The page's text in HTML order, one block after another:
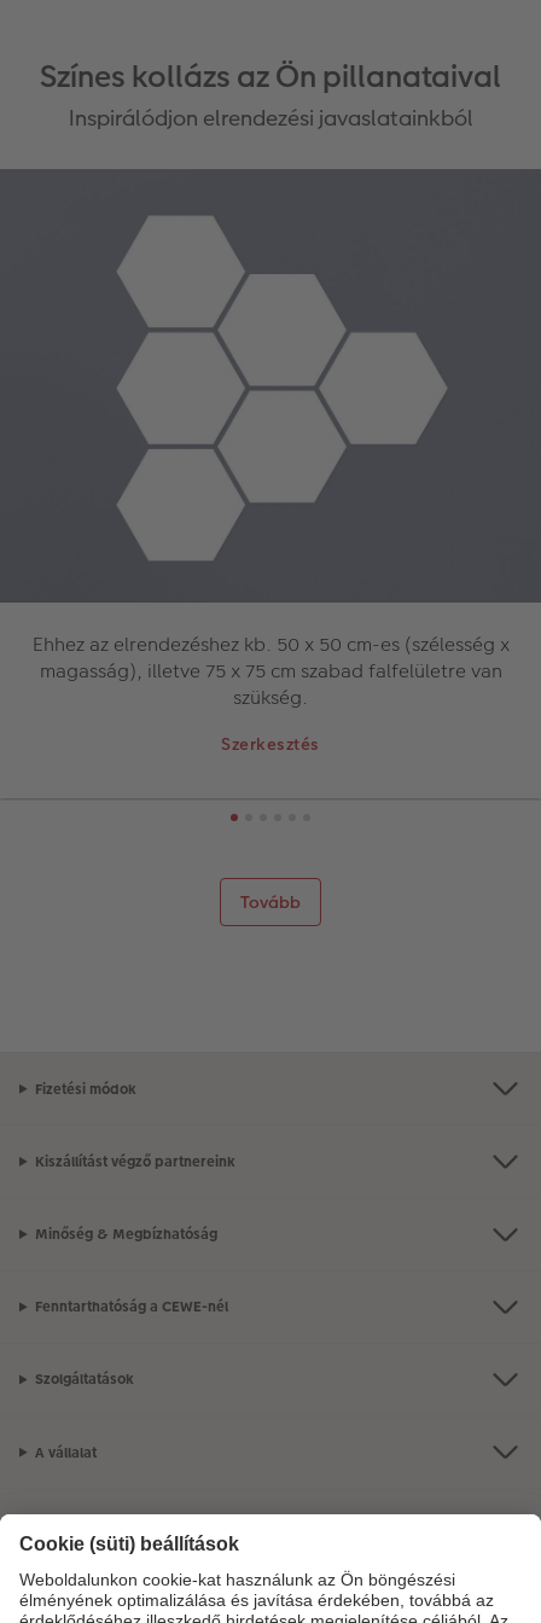
Színes kollázs az Ön pillanataival
Inspirálódjon elrendezési javaslatainkból
Ehhez az elrendezéshez kb. 50 x 50 cm-es (szélesség x
magasság), illetve 75 x 75 cm szabad falfelületre van
szükség.
Szerkesztés
Tovább
Fizetési módok
Kiszállítást végző partnereink
Minőség & Megbízhatóság
Fenntarthatóság a CEWE-nél
Szolgáltatások
A vállalat
CEWE Fotóvilág